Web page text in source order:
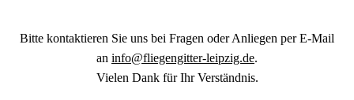
Bitte kontaktieren Sie uns bei Fragen oder Anliegen per E-Mail
an info@fliegengitter-leipzig.de.
Vielen Dank für Ihr Verständnis.